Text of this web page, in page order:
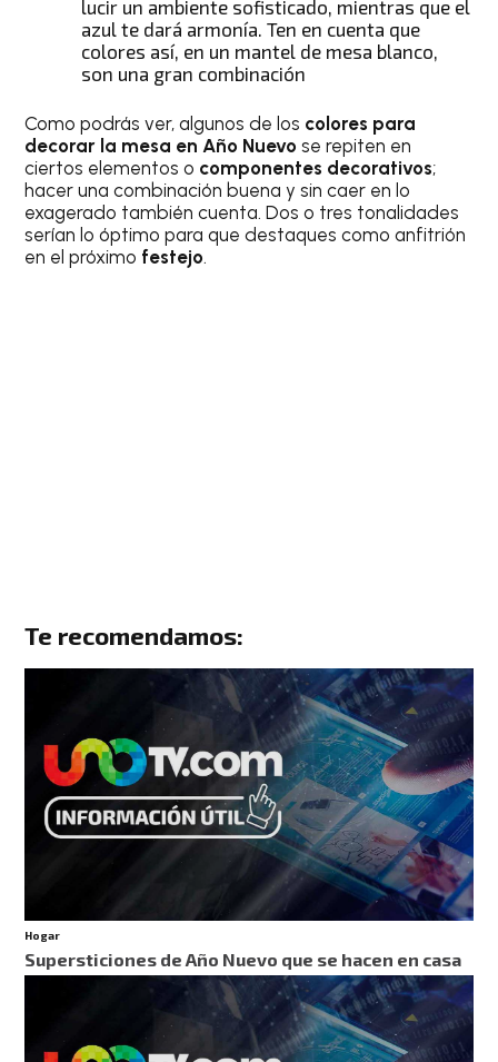
lucir un ambiente sofisticado, mientras que el
azul te dará armonía. Ten en cuenta que
colores así, en un mantel de mesa blanco,
son una gran combinación
Como podrás ver, algunos de los colores para
decorar la mesa en Año Nuevo se repiten en
ciertos elementos o componentes decorativos;
hacer una combinación buena y sin caer en lo
exagerado también cuenta. Dos o tres tonalidades
serían lo óptimo para que destaques como anfitrión
en el próximo festejo.
Te recomendamos:
Hogar
Supersticiones de Año Nuevo que se hacen en casa